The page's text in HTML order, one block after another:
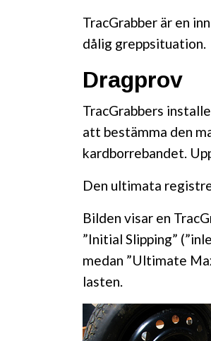
TracGrabber är en
dålig greppsituation.
Dragprov
TracGrabbers
att bestämma den
kardborrebandet.
Den ultimata
Bilden visar en
”Initial Slipping”
medan ”Ultimate
lasten.